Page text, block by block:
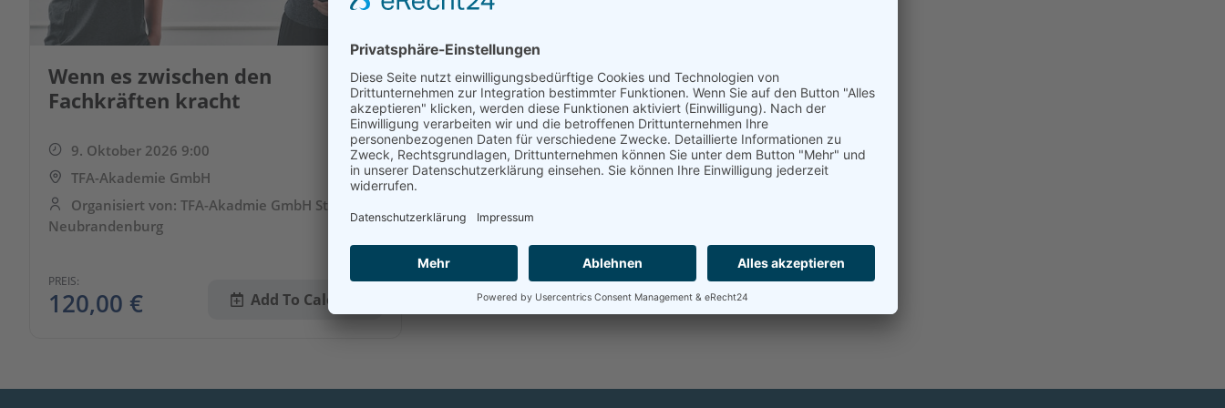
Wenn es zwischen den
Fachkräften kracht
9. Oktober 2026 9:00
TFA-Akademie GmbH
Organisiert von: TFA-Akadmie GmbH Standort
Neubrandenburg
PREIS:
120,00 € Add To Calendar